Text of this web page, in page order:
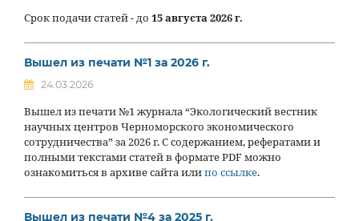
Срок подачи статей - до 15 августа 2026 г.
Вышел из печати №1 за 2026 г.
24.03.2026
Вышел из печати №1 журнала “Экологический вестник
научных центров Черноморского экономического
сотрудничества” за 2026 г. С содержанием, рефератами и
полными текстами статей в формате PDF можно
ознакомиться в архиве сайта илипо ссылке.
Вышел из печати №4 за 2025 г.